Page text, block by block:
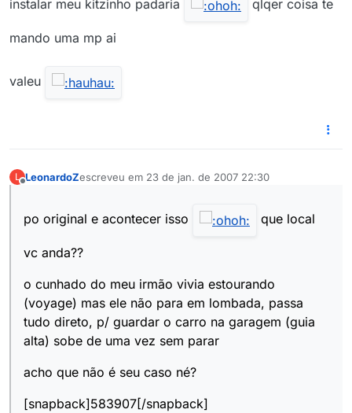
instalar meu kitzinho padaria
qlqer coisa te
mando uma mp ai
valeu
L LeonardoZescreveu em 23 de jan. de 2007 22:30
última edição por
po original e acontecer isso que local
vc anda??
o cunhado do meu irmão vivia estourando
(voyage) mas ele não para em lombada, passa
tudo direto, p/ guardar o carro na garagem (guia
alta) sobe de uma vez sem parar
acho que não é seu caso né?
[snapback]583907[/snapback]